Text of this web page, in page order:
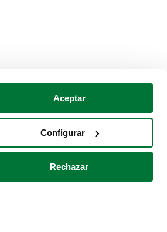
Aceptar
Configurar
Rechazar